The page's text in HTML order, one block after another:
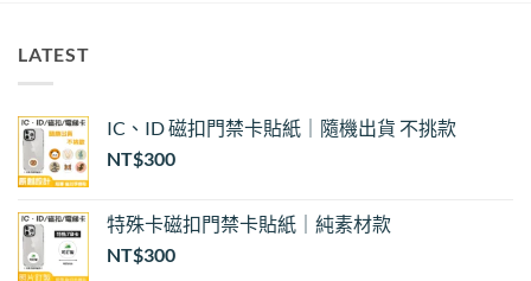
LATEST
IC、ID 磁扣門禁卡貼紙｜隨機出貨 不挑款
NT$300
特殊卡磁扣門禁卡貼紙｜純素材款
NT$300